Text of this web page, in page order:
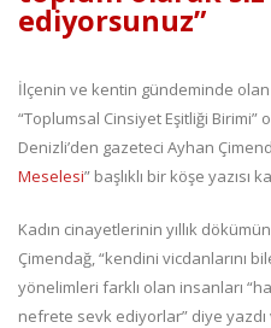
ediyorsunuz”
İlçenin ve kentin gündeminde olan
“Toplumsal Cinsiyet Eşitliği
Denizli’den gazeteci Ayhan
Meselesi” başlıklı bir köşe yazısı
Kadın cinayetlerinin yıllık
Çimendağ, “kendini vicdanlarını
yönelimleri farklı olan insanları
nefrete sevk ediyorlar” diye yazdı